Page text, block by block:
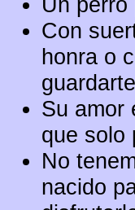
Con
honra o
Su amor
que solo
No
nacido